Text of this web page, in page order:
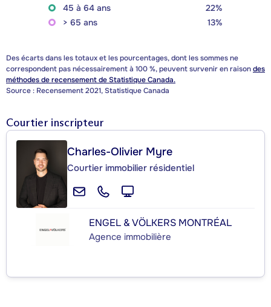
45 à 64 ans
22%
> 65 ans
13%
Des écarts dans les totaux et les pourcentages, dont les sommes ne
correspondent pas nécessairement à 100 %, peuvent survenir en raisondes
méthodes de recensement de Statistique Canada.
Source : Recensement 2021, Statistique Canada
Courtier inscripteur
Charles-Olivier Myre
Courtier immobilier résidentiel
ENGEL & VÖLKERS MONTRÉAL
Agence immobilière